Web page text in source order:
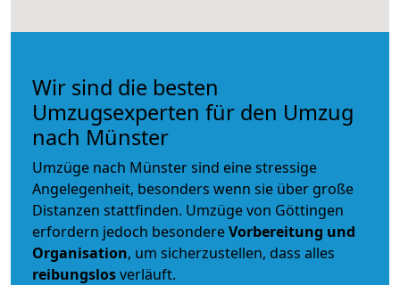
Wir sind die besten
Umzugsexperten für den Umzug
nach Münster
Umzüge nach Münster sind eine stressige
Angelegenheit, besonders wenn sie über große
Distanzen stattfinden. Umzüge von Göttingen
erfordern jedoch besondereVorbereitung und
Organisation, um sicherzustellen, dass alles
reibungslosverläuft.